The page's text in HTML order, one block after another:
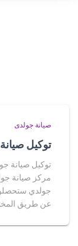
صيانة جولدى
توكيل صيانة
مركز صيانة
جولدي
عن طريق